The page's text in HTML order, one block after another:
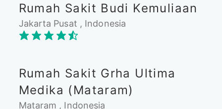
Rumah Sakit Budi Kemuliaan
Jakarta Pusat , Indonesia
Rumah Sakit Grha Ultima
Medika (Mataram)
Mataram , Indonesia